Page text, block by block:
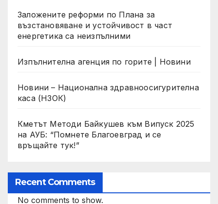
Заложените реформи по Плана за
възстановяване и устойчивост в част
енергетика са неизпълними
Изпълнителна агенция по горите | Новини
Новини – Национална здравноосигурителна
каса (НЗОК)
Кметът Методи Байкушев към Випуск 2025
на АУБ: “Помнете Благоевград и се
връщайте тук!”
Recent Comments
No comments to show.